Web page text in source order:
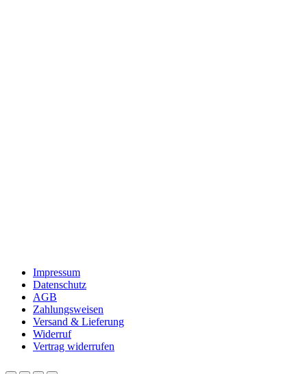
Impressum
Datenschutz
AGB
Zahlungsweisen
Versand & Lieferung
Widerruf
Vertrag widerrufen